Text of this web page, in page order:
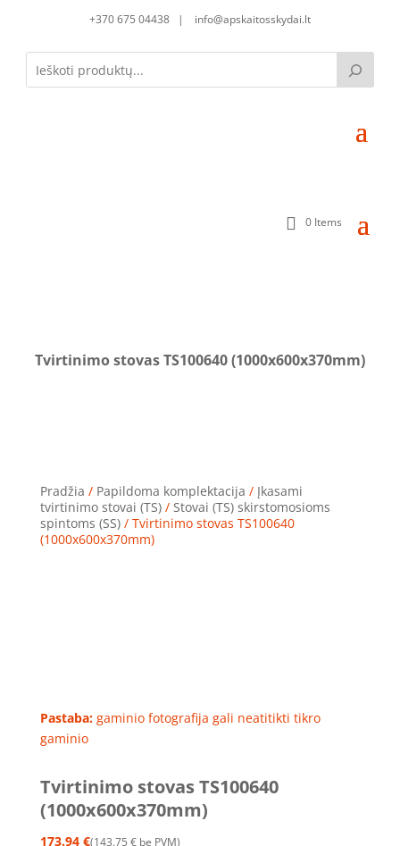
+370 675 04438 | info@apskaitosskydai.lt
0 Items
Tvirtinimo stovas TS100640 (1000x600x370mm)
Pradžia / Papildoma komplektacija / Įkasami
tvirtinimo stovai (TS)/ Stovai (TS) skirstomosioms
spintoms (SS)/ Tvirtinimo stovas TS100640
(1000x600x370mm)
Pastaba:gaminio fotografija gali neatitikti tikro
gaminio
Tvirtinimo stovas TS100640
(1000x600x370mm)
173.94 € 143.75 € be PVM